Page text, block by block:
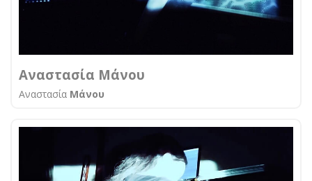
Αναστασία Μάνου
Αναστασία Μάνου